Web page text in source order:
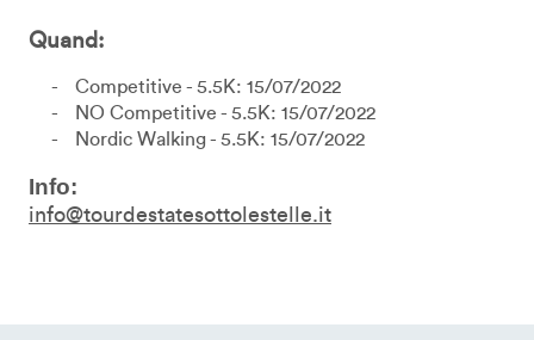
Quand:
Competitive - 5.5K: 15/07/2022
NO Competitive - 5.5K: 15/07/2022
Nordic Walking - 5.5K: 15/07/2022
Info:
info@tourdestatesottolestelle.it